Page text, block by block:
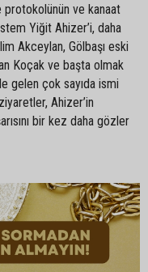
protokolünün ve kanaat
Yiğit Ahizer’i, daha
Akceylan, Gölbaşı eski
Koçak ve başta olmak
gelen çok sayıda ismi
Ahizer’in
bir kez daha gözler